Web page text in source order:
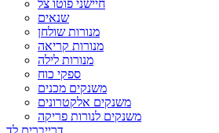
חיישני פוטו צל
שנאים
מנורות שולחן
מנורות קריאה
מנורות לילה
ספקי כוח
משנקים מכנים
משנקים אלקטרונים
משנקים לנורות פריקה